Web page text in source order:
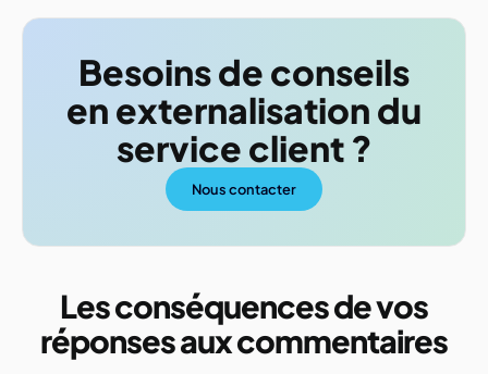
Besoins de conseils
en externalisation du
service client ?
Nous contacter
Les conséquences de vos
réponses aux commentaires